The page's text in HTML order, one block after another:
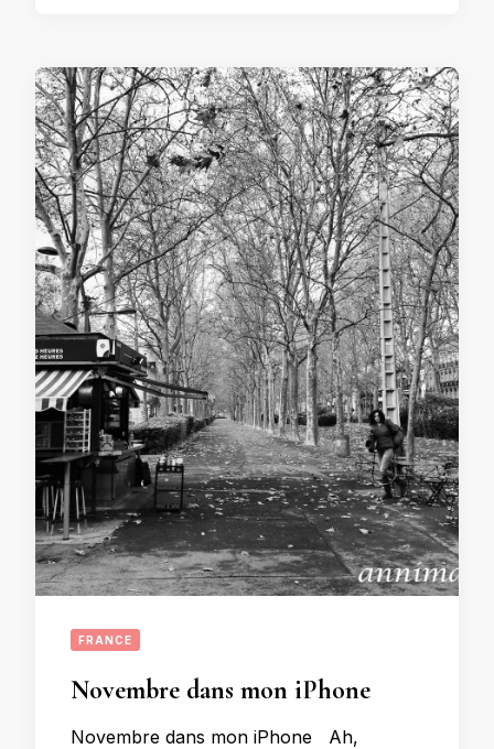
FRANCE
Novembre dans mon iPhone
Novembre dans mon iPhone Ah,